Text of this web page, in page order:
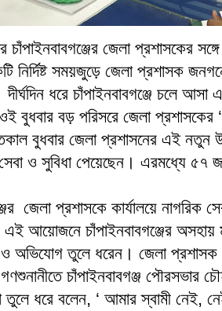
জেলা প্রশাসকের
নির্দিষ্ট সময়জুড়ে জেলা প্রশাসক
ধরে চাঁপাইনবাবগঞ্জে চলে আসা
বড় পরিসরে জেলা প্রশাসকের
বুধবার জেলা প্রশাসনের এই নতুন
ও সুবিধা পেয়েছেন। এরমধ্যে ৫৭
জেলা প্রশাসকে কার্যালয়ে নাগরিক
এই আয়োজনে চাঁপাইনবাবগঞ্জের
ও অভিযোগ তুলে ধরেন। জেলা
চাঁপাইনবাবগঞ্জ পৌরসভার
তুলে ধরে বলেন, ‘ আমার স্বামী